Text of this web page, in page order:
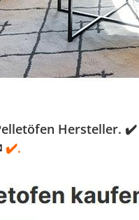
Hersteller.
✔️.